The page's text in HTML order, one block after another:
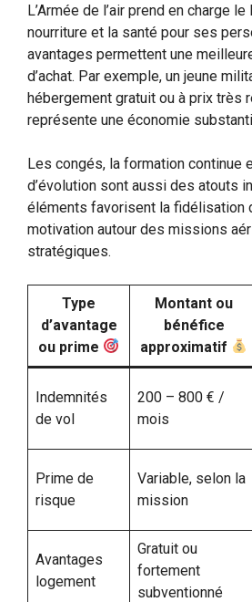
L’Armée de l’air prend en charge
nourriture et la santé pour ses
avantages permettent une
d’achat. Par exemple, un jeune
hébergement gratuit ou à prix très
représente une économie
Les congés, la formation continue
d’évolution sont aussi des atouts
éléments favorisent la fidélisation
motivation autour des missions
stratégiques.
Type
d’avantage
ou prime
Montant ou
bénéfice
approximatif
Indemnités
de vol
200 – 800 € /
mois
Prime de
risque
Variable, selon la
mission
Avantages
logement
Gratuit ou
fortement
subventionné